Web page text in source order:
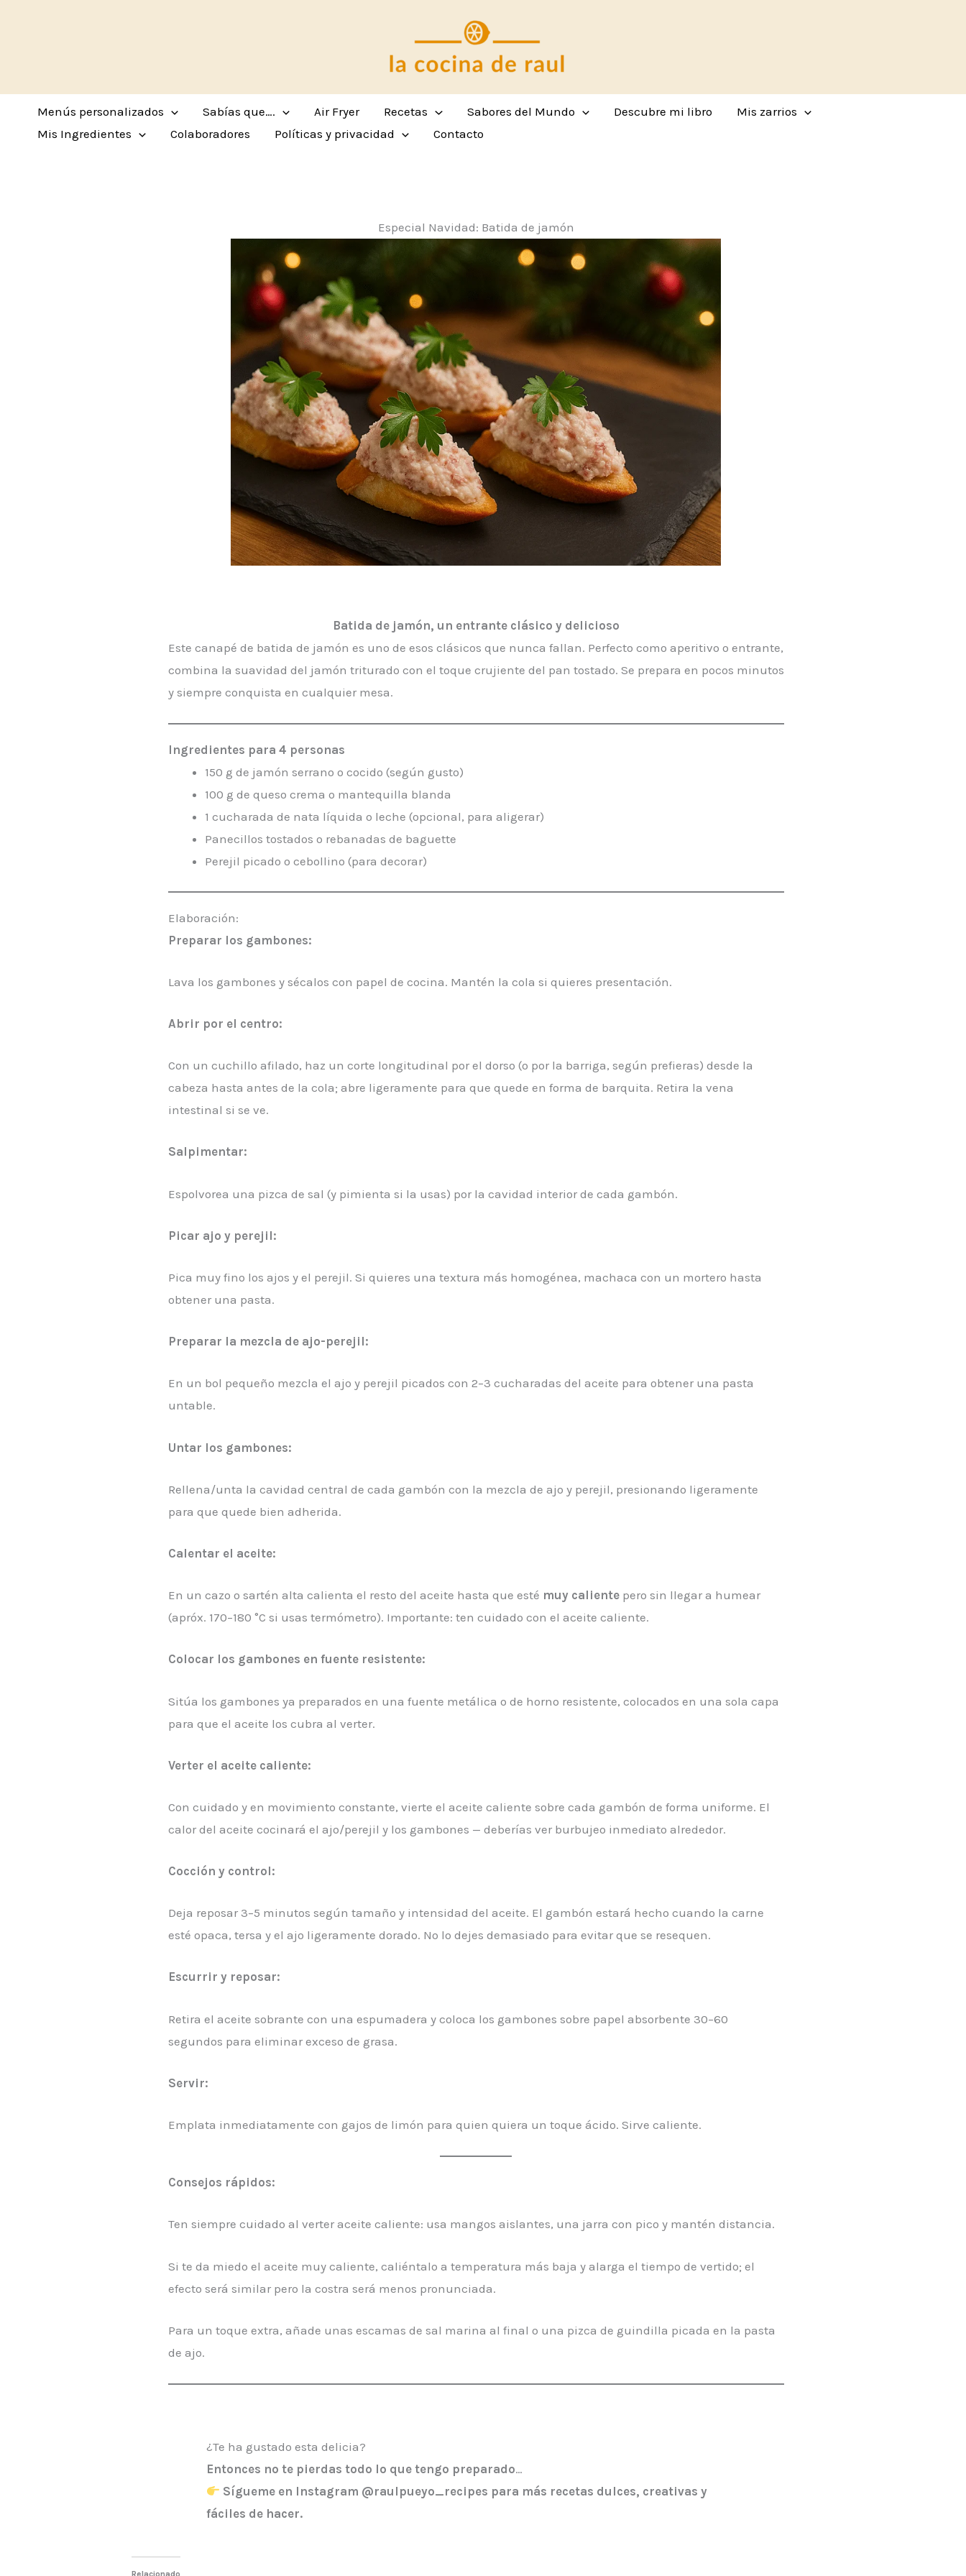
Menús personalizados Sabías que…. Air Fryer Recetas Sabores del Mundo Descubre mi libro
Mis zarrios
Mis Ingredientes
Colaboradores Políticas y privacidad Contacto
Especial Navidad: Batida de jamón
Batida de jamón, un entrante clásico y delicioso
Este canapé de batida de jamón es uno de esos clásicos que nunca fallan. Perfecto como aperitivo o entrante,
combina la suavidad del jamón triturado con el toque crujiente del pan tostado. Se prepara en pocos minutos
y siempre conquista en cualquier mesa.
Ingredientes para 4 personas
150 g de jamón serrano o cocido (según gusto)
100 g de queso crema o mantequilla blanda
1 cucharada de nata líquida o leche (opcional, para aligerar)
Panecillos tostados o rebanadas de baguette
Perejil picado o cebollino (para decorar)
Elaboración:
Preparar los gambones:
Lava los gambones y sécalos con papel de cocina. Mantén la cola si quieres presentación.
Abrir por el centro:
Con un cuchillo afilado, haz un corte longitudinal por el dorso (o por la barriga, según prefieras) desde la
cabeza hasta antes de la cola; abre ligeramente para que quede en forma de barquita. Retira la vena
intestinal si se ve.
Salpimentar:
Espolvorea una pizca de sal (y pimienta si la usas) por la cavidad interior de cada gambón.
Picar ajo y perejil:
Pica muy fino los ajos y el perejil. Si quieres una textura más homogénea, machaca con un mortero hasta
obtener una pasta.
Preparar la mezcla de ajo-perejil:
En un bol pequeño mezcla el ajo y perejil picados con 2–3 cucharadas del aceite para obtener una pasta
untable.
Untar los gambones:
Rellena/unta la cavidad central de cada gambón con la mezcla de ajo y perejil, presionando ligeramente
para que quede bien adherida.
Calentar el aceite:
En un cazo o sartén alta calienta el resto del aceite hasta que esté muy calientepero sin llegar a humear
(apróx. 170–180 °C si usas termómetro). Importante: ten cuidado con el aceite caliente.
Colocar los gambones en fuente resistente:
Sitúa los gambones ya preparados en una fuente metálica o de horno resistente, colocados en una sola capa
para que el aceite los cubra al verter.
Verter el aceite caliente:
Con cuidado y en movimiento constante, vierte el aceite caliente sobre cada gambón de forma uniforme. El
calor del aceite cocinará el ajo/perejil y los gambones — deberías ver burbujeo inmediato alrededor.
Cocción y control:
Deja reposar 3–5 minutos según tamaño y intensidad del aceite. El gambón estará hecho cuando la carne
esté opaca, tersa y el ajo ligeramente dorado. No lo dejes demasiado para evitar que se resequen.
Escurrir y reposar:
Retira el aceite sobrante con una espumadera y coloca los gambones sobre papel absorbente 30–60
segundos para eliminar exceso de grasa.
Servir:
Emplata inmediatamente con gajos de limón para quien quiera un toque ácido. Sirve caliente.
Consejos rápidos:
Ten siempre cuidado al verter aceite caliente: usa mangos aislantes, una jarra con pico y mantén distancia.
Si te da miedo el aceite muy caliente, caliéntalo a temperatura más baja y alarga el tiempo de vertido; el
efecto será similar pero la costra será menos pronunciada.
Para un toque extra, añade unas escamas de sal marina al final o una pizca de guindilla picada en la pasta
de ajo.
¿Te ha gustado esta delicia?
Entonces no te pierdas todo lo que tengo preparado…
Sígueme en Instagram @raulpueyo_recipes para más recetas dulces, creativas y
fáciles de hacer.
Relacionado